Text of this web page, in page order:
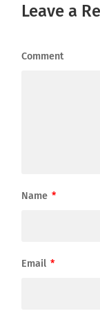
Leave a
Comment
Name *
Email *